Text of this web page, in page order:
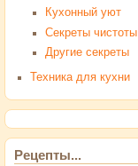
Кухонный уют
Секреты чистоты
Другие секреты
Техника для кухни
Рецепты...